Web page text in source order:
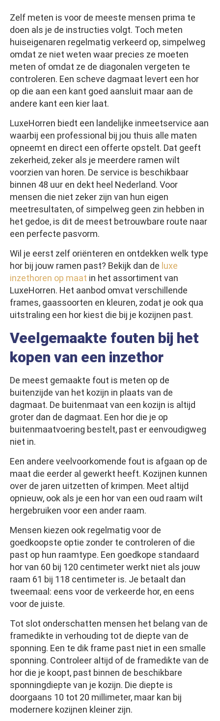
Zelf meten is voor de meeste mensen prima te
doen als je de instructies volgt. Toch meten
huiseigenaren regelmatig verkeerd op, simpelweg
omdat ze niet weten waar precies ze moeten
meten of omdat ze de diagonalen vergeten te
controleren. Een scheve dagmaat levert een hor
op die aan een kant goed aansluit maar aan de
andere kant een kier laat.
LuxeHorren biedt een landelijke inmeetservice aan
waarbij een professional bij jou thuis alle maten
opneemt en direct een offerte opstelt. Dat geeft
zekerheid, zeker als je meerdere ramen wilt
voorzien van horen. De service is beschikbaar
binnen 48 uur en dekt heel Nederland. Voor
mensen die niet zeker zijn van hun eigen
meetresultaten, of simpelweg geen zin hebben in
het gedoe, is dit de meest betrouwbare route naar
een perfecte pasvorm.
Wil je eerst zelf oriënteren en ontdekken welk type
hor bij jouw ramen past? Bekijk dan de luxe
inzethoren op maat in het assortiment van
LuxeHorren. Het aanbod omvat verschillende
frames, gaassoorten en kleuren, zodat je ook qua
uitstraling een hor kiest die bij je kozijnen past.
Veelgemaakte fouten bij het
kopen van een inzethor
De meest gemaakte fout is meten op de
buitenzijde van het kozijn in plaats van de
dagmaat. De buitenmaat van een kozijn is altijd
groter dan de dagmaat. Een hor die je op
buitenmaatvoering bestelt, past er eenvoudigweg
niet in.
Een andere veelvoorkomende fout is afgaan op de
maat die eerder al gewerkt heeft. Kozijnen kunnen
over de jaren uitzetten of krimpen. Meet altijd
opnieuw, ook als je een hor van een oud raam wilt
hergebruiken voor een ander raam.
Mensen kiezen ook regelmatig voor de
goedkoopste optie zonder te controleren of die
past op hun raamtype. Een goedkope standaard
hor van 60 bij 120 centimeter werkt niet als jouw
raam 61 bij 118 centimeter is. Je betaalt dan
tweemaal: eens voor de verkeerde hor, en eens
voor de juiste.
Tot slot onderschatten mensen het belang van de
framedikte in verhouding tot de diepte van de
sponning. Een te dik frame past niet in een smalle
sponning. Controleer altijd of de framedikte van de
hor die je koopt, past binnen de beschikbare
sponningdiepte van je kozijn. Die diepte is
doorgaans 10 tot 20 millimeter, maar kan bij
modernere kozijnen kleiner zijn.